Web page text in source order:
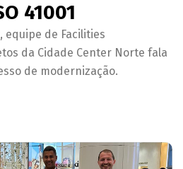
41001
equipe de Facilities
da Cidade Center Norte fala
de modernização.